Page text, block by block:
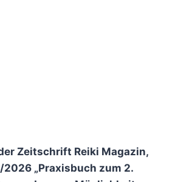
Zeitschrift Reiki Magazin,
„Praxisbuch zum 2.